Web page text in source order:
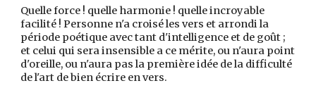
Quelle force ! quelle harmonie ! quelle incroyable
facilité ! Personne n'a croisé les vers et arrondi la
période poétique avec tant d'intelligence et de goût ;
et celui qui sera insensible a ce mérite, ou n'aura point
d'oreille, ou n'aura pas la première idée de la difficulté
de l'art de bien écrire en vers.